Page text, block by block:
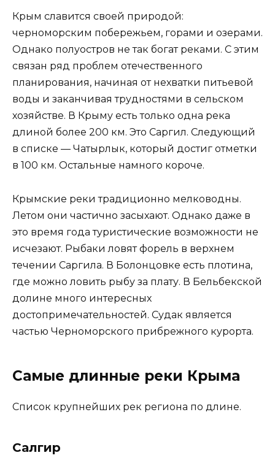
Крым славится своей природой:
черноморским побережьем, горами и озерами.
Однако полуостров не так богат реками. С этим
связан ряд проблем отечественного
планирования, начиная от нехватки питьевой
воды и заканчивая трудностями в сельском
хозяйстве. В Крыму есть только одна река
длиной более 200 км. Это Саргил. Следующий
в списке — Чатырлык, который достиг отметки
в 100 км. Остальные намного короче.
Крымские реки традиционно мелководны.
Летом они частично засыхают. Однако даже в
это время года туристические возможности не
исчезают. Рыбаки ловят форель в верхнем
течении Саргила. В Болонцовке есть плотина,
где можно ловить рыбу за плату. В Бельбекской
долине много интересных
достопримечательностей. Судак является
частью Черноморского прибрежного курорта.
Самые длинные реки Крыма
Список крупнейших рек региона по длине.
Салгир